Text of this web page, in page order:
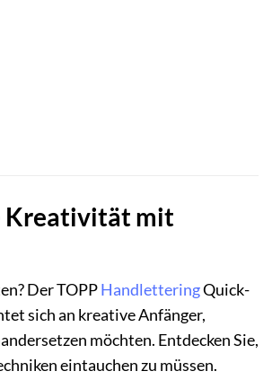
Kreativität mit
Der TOPPHandletteringQuick-
sich an kreative Anfänger,
möchten. Entdecken Sie,
eintauchen zu müssen.